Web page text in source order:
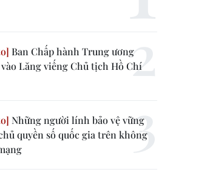
Ban Chấp hành Trung ương
Lăng viếng Chủ tịch Hồ Chí
Những người lính bảo vệ vững
quyền số quốc gia trên không